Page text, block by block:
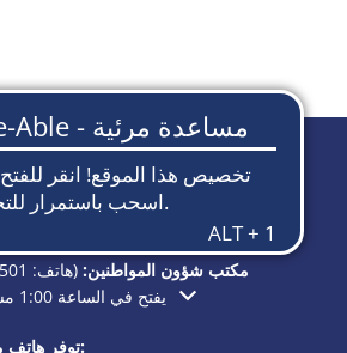
مكتب شؤون المواطنين: (هاتف:
انقر لإخفاء أوقات الفتح
يفتح في الساعة 1:00 مساء اليوم
توفر هاتف مكتب المواطنين: